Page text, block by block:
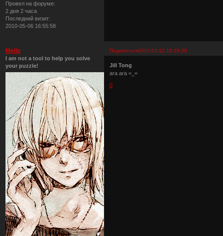
Провел на форуме:
2 дня 2 часа
Последний визит:
2010-05-06 16:55:58
Поделиться2010-01-12 16:29:30
Mello
I am not a tool to help you solve
your puzzle!
Jill Tong
ага ага =_=
0